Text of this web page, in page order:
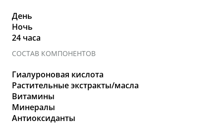
День
Ночь
24 часа
СОСТАВ КОМПОНЕНТОВ
Гиалуроновая кислота
Растительные экстракты/масла
Витамины
Минералы
Антиоксиданты